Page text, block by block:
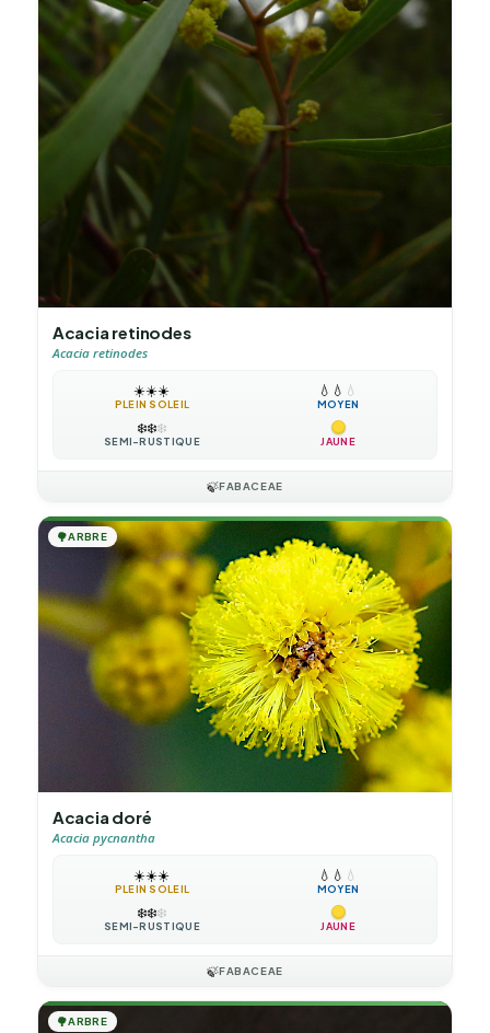
Acacia retinodes
Acacia retinodes
☀️☀️☀️
PLEIN SOLEIL
💧 💧 💧
MOYEN
❄️❄️❄️
SEMI-RUSTIQUE JAUNE
🍃FABACEAE
🌳ARBRE
Acacia doré
Acacia pycnantha
☀️☀️☀️
PLEIN SOLEIL
💧 💧 💧
MOYEN
❄️❄️❄️
SEMI-RUSTIQUE JAUNE
🍃FABACEAE
🌳ARBRE